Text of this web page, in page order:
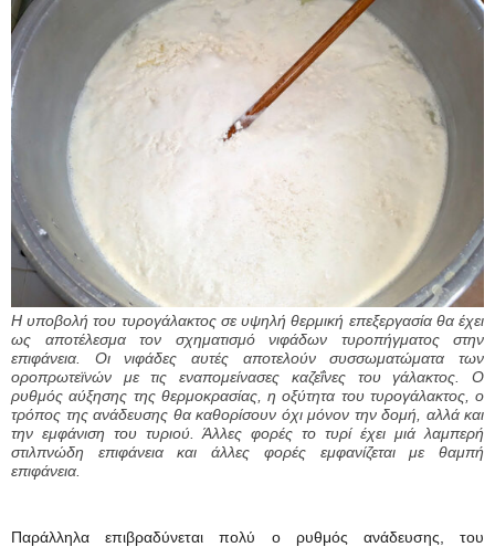
Η υποβολή του τυρογάλακτος σε υψηλή θερμική επεξεργασία θα έχει
ως αποτέλεσμα τον σχηματισμό νιφάδων τυροπήγματος στην
επιφάνεια. Οι νιφάδες αυτές αποτελούν συσσωματώματα των
οροπρωτεϊνών με τις εναπομείνασες καζεΐνες του γάλακτος. Ο
ρυθμός αύξησης της θερμοκρασίας, η οξύτητα του τυρογάλακτος, ο
τρόπος της ανάδευσης θα καθορίσουν όχι μόνον την δομή, αλλά και
την εμφάνιση του τυριού. Άλλες φορές το τυρί έχει μιά λαμπερή
στιλπνώδη επιφάνεια και άλλες φορές εμφανίζεται με θαμπή
επιφάνεια.
Παράλληλα επιβραδύνεται πολύ ο ρυθμός ανάδευσης, του